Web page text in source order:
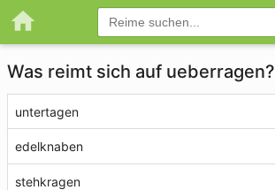
Was reimt sich auf ueberragen?
untertagen
edelknaben
stehkragen